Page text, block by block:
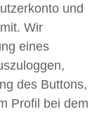
und
Wir
eines
des Buttons,
Profil bei dem